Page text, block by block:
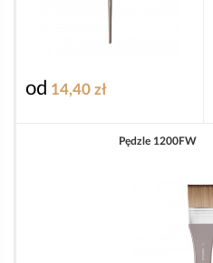
od 14,40 zł
Pędzle 1200FW